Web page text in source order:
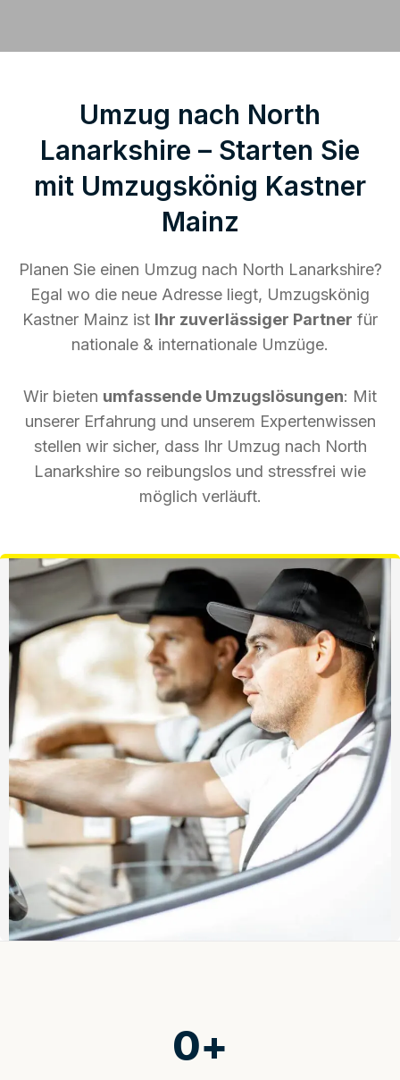
Umzug nach North
Lanarkshire – Starten Sie
mit Umzugskönig Kastner
Mainz
Planen Sie einen Umzug nach North Lanarkshire?
Egal wo die neue Adresse liegt, Umzugskönig
Kastner Mainz ist Ihr zuverlässiger Partner für
nationale & internationale Umzüge.
Wir bieten umfassende Umzugslösungen: Mit
unserer Erfahrung und unserem Expertenwissen
stellen wir sicher, dass Ihr Umzug nach North
Lanarkshire so reibungslos und stressfrei wie
möglich verläuft.
0+